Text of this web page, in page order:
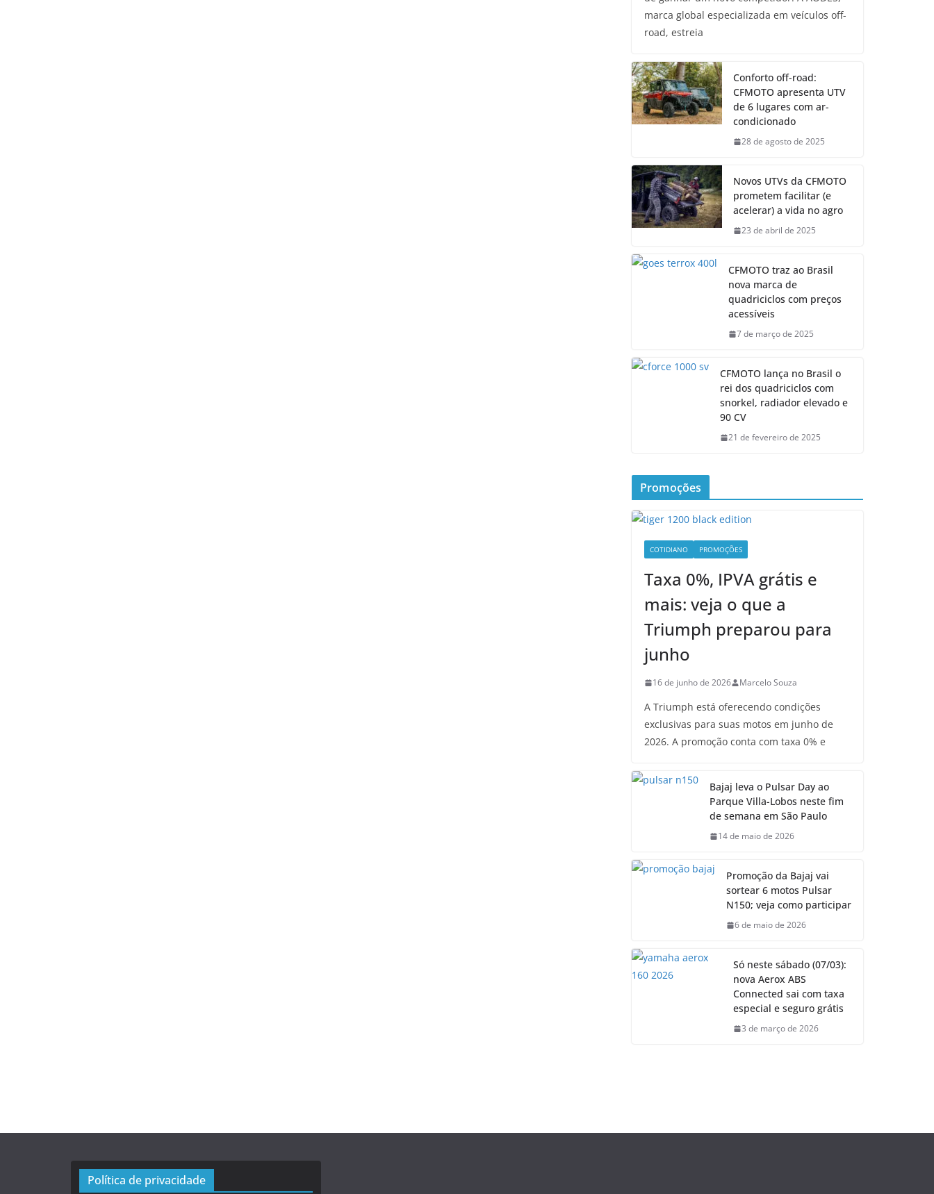
marca global especializada em veículos off-
road, estreia
Conforto off-road:
CFMOTO apresenta UTV
de 6 lugares com ar-
condicionado
28 de agosto de 2025
Novos UTVs da CFMOTO
prometem facilitar (e
acelerar) a vida no agro
23 de abril de 2025
CFMOTO traz ao Brasil
nova marca de
quadriciclos com preços
acessíveis
7 de março de 2025
CFMOTO lança no Brasil o
rei dos quadriciclos com
snorkel, radiador elevado e
90 CV
21 de fevereiro de 2025
Promoções
COTIDIANO PROMOÇÕES
Taxa 0%, IPVA grátis e
mais: veja o que a
Triumph preparou para
junho
16 de junho de 2026 Marcelo Souza
A Triumph está oferecendo condições
exclusivas para suas motos em junho de
2026. A promoção conta com taxa 0% e
Bajaj leva o Pulsar Day ao
Parque Villa-Lobos neste fim
de semana em São Paulo
14 de maio de 2026
Promoção da Bajaj vai
sortear 6 motos Pulsar
N150; veja como participar
6 de maio de 2026
Só neste sábado (07/03):
nova Aerox ABS
Connected sai com taxa
especial e seguro grátis
3 de março de 2026
Política de privacidade